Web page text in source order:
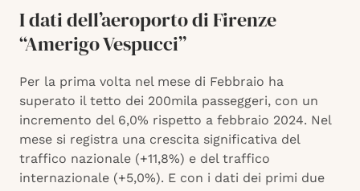
I dati dell’aeroporto di Firenze
“Amerigo Vespucci”
Per la prima volta nel mese di Febbraio ha
superato il tetto dei 200mila passeggeri, con un
incremento del 6,0% rispetto a febbraio 2024. Nel
mese si registra una crescita significativa del
traffico nazionale (+11,8%) e del traffico
internazionale (+5,0%). E con i dati dei primi due